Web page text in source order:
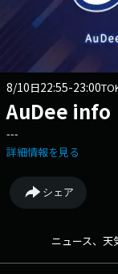
8/10日22:55-23:00
AuDee info
---
詳細情報を見る
シェア
ニュース、天